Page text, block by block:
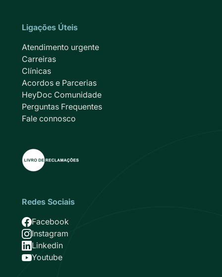
Ligações Úteis
Atendimento urgente
Carreiras
Clínicas
Acordos e Parcerias
HeyDoc Comunidade
Perguntas Frequentes
Fale connosco
Redes Sociais
Facebook
Imagem
Instagram
Imagem
Linkedin
Imagem
Youtube
Imagem